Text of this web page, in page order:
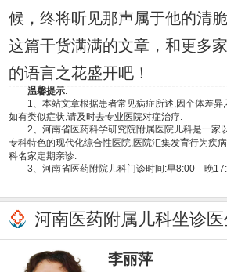
候，终将听见那声属于他的清
这篇干货满满的文章，和更多
的语言之花盛开吧！
温馨提示:
1、本站文章根据患者常见病症所述,因个体差异,
如有类似症状,请及时去专业医院对症治疗.
2、河南省医药科学研究院附属医院儿科是一家
专科特色的现代化综合性医院,医院汇集发育行为疾
科名家定期亲诊.
3、河南省医药附院儿科门诊时间:早8:00—晚
河南医药附属儿科坐诊医
李丽萍